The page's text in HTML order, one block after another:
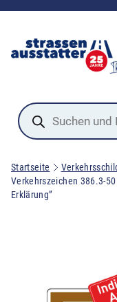
Products
search
Startseite
Verkehrszeichen 386.3-
Erklärung”